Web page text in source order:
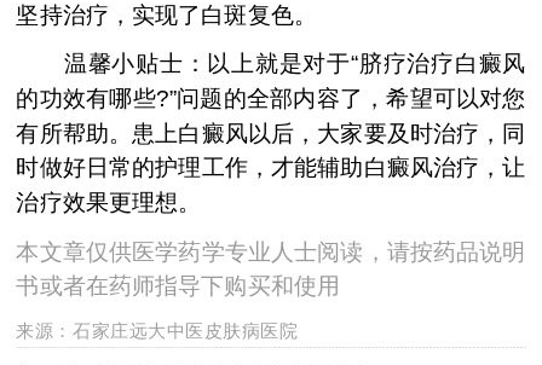
坚持治疗，实现了白斑复色。
温馨小贴士：以上就是对于“脐疗治疗白癜风
的功效有哪些?”问题的全部内容了，希望可以对您
有所帮助。患上白癜风以后，大家要及时治疗，同
时做好日常的护理工作，才能辅助白癜风治疗，让
治疗效果更理想。
本文章仅供医学药学专业人士阅读，请按药品说明
书或者在药师指导下购买和使用
来源：石家庄远大中医皮肤病医院